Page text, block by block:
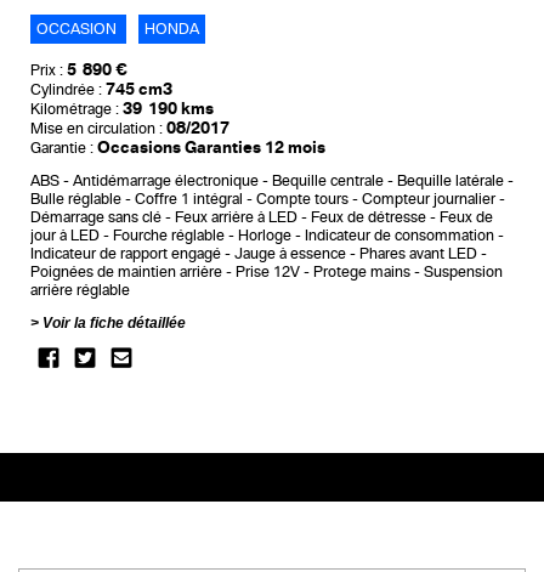
OCCASION HONDA
Prix : 5 890 €
Cylindrée : 745 cm3
Kilométrage : 39 190 kms
Mise en circulation : 08/2017
Garantie : Occasions Garanties 12 mois
ABS Antidémarrage électronique Bequille centrale
Bequille latérale
Bulle réglable
Coffre 1 intégral Compte tours
Compteur journalier
Démarrage sans clé
Feux arrière à LED Feux de détresse
Feux de
jour à LED
Fourche réglable Horloge
Indicateur de consommation
Indicateur de rapport engagé
Jauge à essence
Phares avant LED
Poignées de maintien arrière
Prise 12V Protege mains
Suspension
arrière réglable
Voir la fiche détaillée